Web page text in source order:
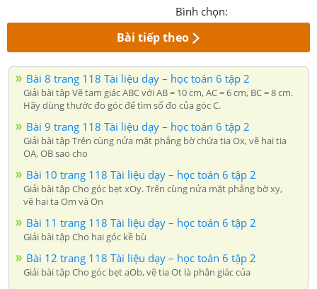
Bình chọn:
Bài tiếp theo
Bài 8 trang 118 Tài liệu dạy – học toán 6 tập 2
Giải bài tập Vẽ tam giác ABC với AB = 10 cm, AC = 6 cm, BC = 8 cm.
Hãy dùng thước đo góc để tìm số đo của góc C.
Bài 9 trang 118 Tài liệu dạy – học toán 6 tập 2
Giải bài tập Trên cùng nửa mặt phẳng bờ chứa tia Ox, vẽ hai tia
OA, OB sao cho
Bài 10 trang 118 Tài liệu dạy – học toán 6 tập 2
Giải bài tập Cho góc bẹt xOy. Trên cùng nửa mặt phẳng bờ xy,
vẽ hai ta Om và On
Bài 11 trang 118 Tài liệu dạy – học toán 6 tập 2
Giải bài tập Cho hai góc kề bù
Bài 12 trang 118 Tài liệu dạy – học toán 6 tập 2
Giải bài tập Cho góc bẹt aOb, vẽ tia Ot là phân giác của